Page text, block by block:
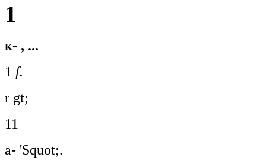
1
k- , ...
1 f.
r gt;
11
a- 'Squot;.